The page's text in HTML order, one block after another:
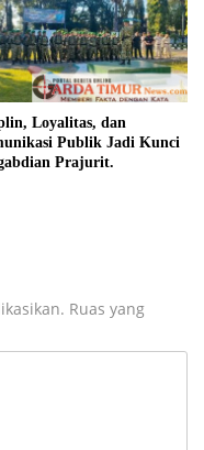
Loyalitas, dan
Publik Jadi Kunci
Prajurit.
Ruas yang